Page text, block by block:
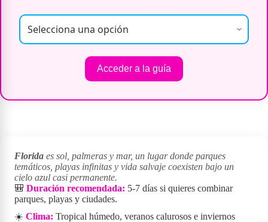
Acceder a la guía
Florida es sol, palmeras y mar, un lugar donde parques
temáticos, playas infinitas y vida salvaje coexisten bajo un
cielo azul casi permanente.
🎒 Duración recomendada: 5-7 días si quieres combinar
parques, playas y ciudades.
☀️ Clima: Tropical húmedo, veranos calurosos e inviernos